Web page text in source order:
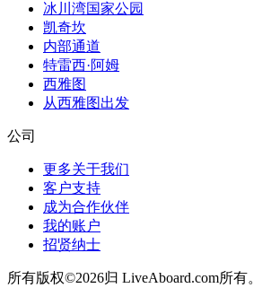
冰川湾国家公园
凯奇坎
内部通道
特雷西·阿姆
西雅图
从西雅图出发
公司
更多关于我们
客户支持
成为合作伙伴
我的账户
招贤纳士
所有版权©2026归 LiveAboard.com所有。